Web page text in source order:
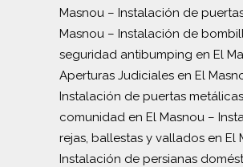
Masnou – Instalación de
Masnou – Instalación de
seguridad antibumping en El
Aperturas Judiciales en El
Instalación de puertas
comunidad en El Masnou –
rejas, ballestas y vallados en El
Instalación de persianas